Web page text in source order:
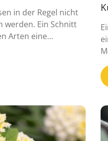
in der Regel nicht
werden. Ein Schnitt
Arten eine